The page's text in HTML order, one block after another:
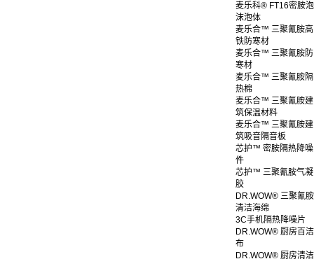
麦乐科® FT16密胺泡
沫泡体
麦乐合™ 三聚氰胺高
铁防寒材
麦乐合™ 三聚氰胺防
寒材
麦乐合™ 三聚氰胺隔
热棉
麦乐合™ 三聚氰胺建
筑保温材料
麦乐合™ 三聚氰胺建
筑吸音隔音板
芯护™ 密胺隔热降噪
件
芯护™ 三聚氰胺气凝
胶
DR.WOW® 三聚氰胺
清洁海绵
3C手机隔热降噪片
DR.WOW® 厨房百洁
布
DR.WOW® 厨房清洁